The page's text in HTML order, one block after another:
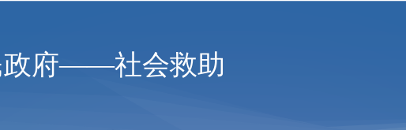
政府——社会救助